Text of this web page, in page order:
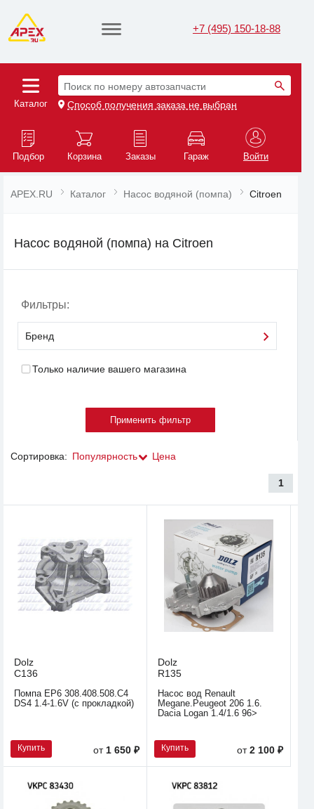
+7 (495) 150-18-88
Каталог
Поиск по номеру автозапчасти
Способ получения заказа не выбран
Подбор Корзина Заказы Гараж Войти
APEX.RU Каталог Насос водяной (помпа) Citroen
Насос водяной (помпа) на Citroen
Фильтры:
Бренд
Только наличие вашего магазина
Сортировка: Популярность Цена
1
Dolz
C136
Помпа EP6 308.408.508.C4
DS4 1.4-1.6V (с прокладкой)
Купить от 1 650 ₽
Dolz
R135
Насос вод Renault
Megane.Peugeot 206 1.6.
Dacia Logan 1.4/1.6 96>
Купить от2 100 ₽